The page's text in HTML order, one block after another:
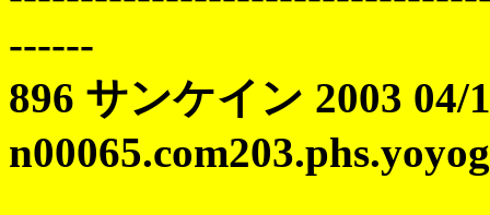
------
896 サンケイン 2003 04/